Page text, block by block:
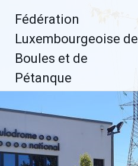
contenu
Fédération
Luxembourgeoise de
Boules et de
Pétanque